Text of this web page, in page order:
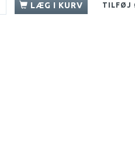
LÆG I KURV TILFØJ